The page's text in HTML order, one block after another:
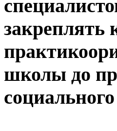
закреплять
школы до